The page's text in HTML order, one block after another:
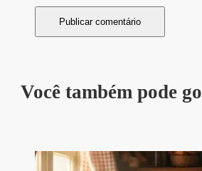
Você também pode